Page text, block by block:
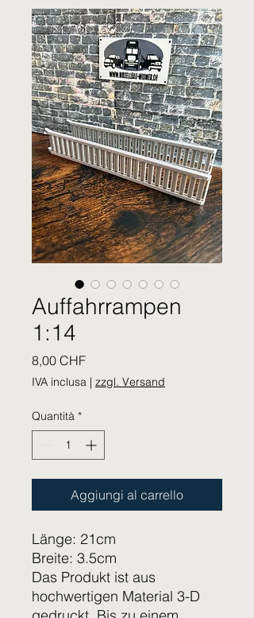
Auffahrrampen
1:14
8,00 CHFPrezzo
IVA inclusa | zzgl. Versand
Quantità *
Aggiungi al carrello
Länge: 21cm
Breite: 3.5cm
Das Produkt ist aus
hochwertigen Material 3-D